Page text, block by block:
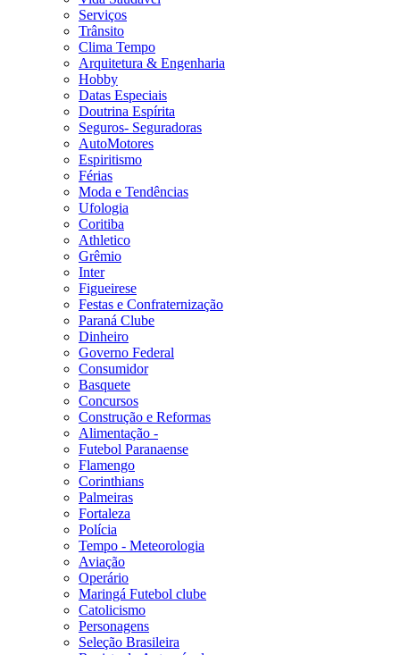
Serviços
Trânsito
Clima Tempo
Arquitetura & Engenharia
Hobby
Datas Especiais
Doutrina Espírita
Seguros- Seguradoras
AutoMotores
Espiritismo
Férias
Moda e Tendências
Ufologia
Coritiba
Athletico
Grêmio
Inter
Figueirese
Festas e Confraternização
Paraná Clube
Dinheiro
Governo Federal
Consumidor
Basquete
Concursos
Construção e Reformas
Alimentação -
Futebol Paranaense
Flamengo
Corinthians
Palmeiras
Fortaleza
Polícia
Tempo - Meteorologia
Aviação
Operário
Maringá Futebol clube
Catolicismo
Personagens
Seleção Brasileira